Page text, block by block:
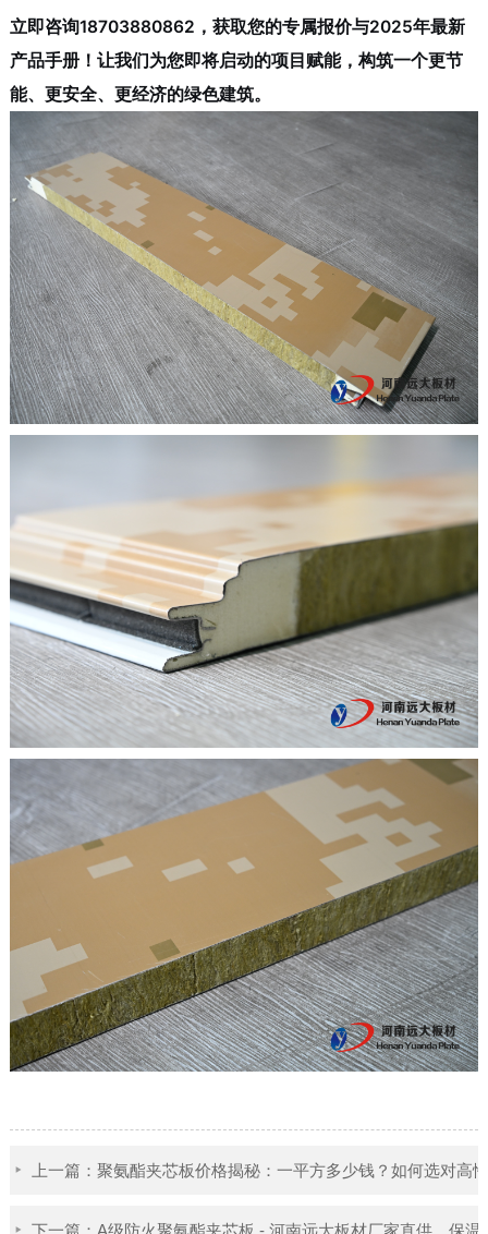
立即咨询18703880862，获取您的专属报价与2025年最新
产品手册！让我们为您即将启动的项目赋能，构筑一个更节
能、更安全、更经济的绿色建筑。
上一篇：聚氨酯夹芯板价格揭秘：一平方多少钱？如何选对高